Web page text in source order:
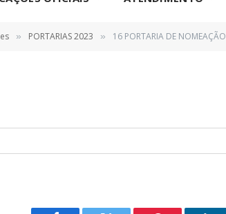
» PORTARIAS 2023 » 16 PORTARIA DE NOMEAÇÃO